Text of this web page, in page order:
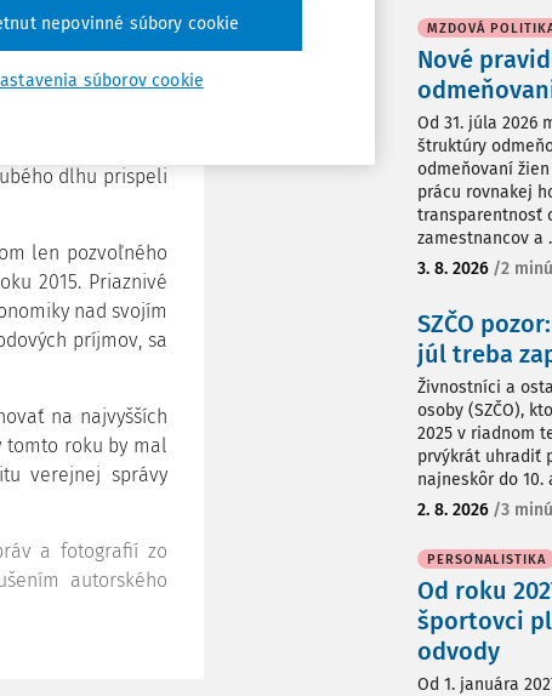
na finančných
spojené s
b. HDP," priblížilo
rezortu financií
dlhu prispeli
len pozvoľného
2015. Priaznivé
nad svojím
príjmov, sa
na najvyšších
tomto roku by mal
verejnej správy
a fotografií zo
autorského
MZDOVÁ
Nové
Od 31. júla 2026
štruktúry
odmeňovaní
prácu rovnakej
transparentnosť
zamestnancov a
3. 8. 2026 /2
SZČO
júl treba
Živnostníci a
osoby (SZČO),
2025 v riadnom
prvýkrát uhradiť
najneskôr do 10.
2. 8. 2026 /3
PERSONALISTIKA
Od roku
športovci
odvody
Od 1. januára
súborov cookie
nepovinné súbory cookie